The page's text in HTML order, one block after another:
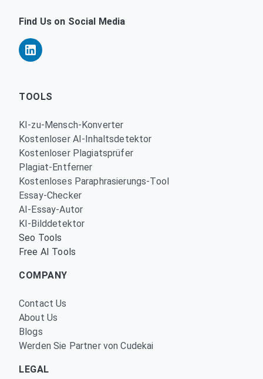
Find Us on Social Media
TOOLS
KI-zu-Mensch-Konverter
Kostenloser AI-Inhaltsdetektor
Kostenloser Plagiatsprüfer
Plagiat-Entferner
Kostenloses Paraphrasierungs-Tool
Essay-Checker
AI-Essay-Autor
KI-Bilddetektor
Seo Tools
Free AI Tools
COMPANY
Contact Us
About Us
Blogs
Werden Sie Partner von Cudekai
LEGAL